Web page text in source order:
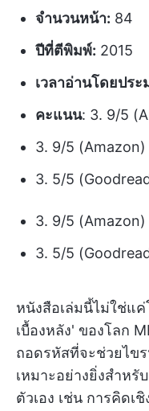
จำนวนหน้า: 84
ปีที่ตีพิมพ์: 2015
เวลาอ่านโดยปร
คะแนน: 3. 9/5
3. 9/5 (Amazon)
3. 5/5
3. 9/5 (Amazon)
3. 5/5
หนังสือเล่มนี้ไม่ใช่แ
เบื้องหลัง' ของโลก
ถอดรหัสที่จะช่วยไข
เหมาะอย่างยิ่งสำหรั
ตัวเอง เช่น การคิดเ